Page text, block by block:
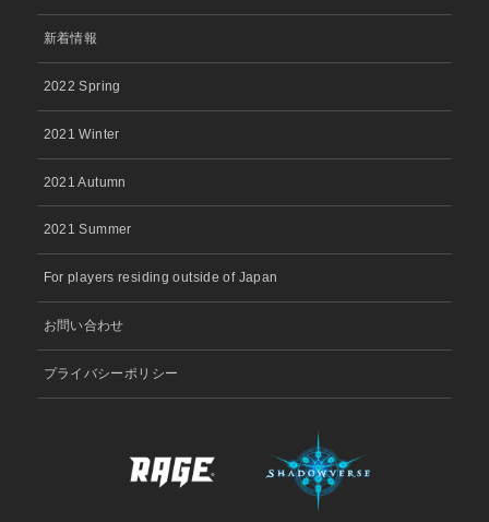
新着情報
2022 Spring
2021 Winter
2021 Autumn
2021 Summer
For players residing outside of Japan
お問い合わせ
プライバシーポリシー